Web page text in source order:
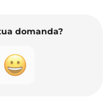
domanda?